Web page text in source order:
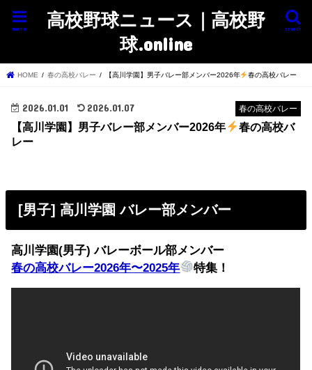
高校野球ニュース｜高校野
球.online
search
menu
HOME 春の高校バレー 【高川学園】男子バレー部メンバー2026年 春の高校バレー
春の高校バレー
2026.01.01 2026.01.07
【高川学園】男子バレー部メンバー2026年
春の高校バ
レー
[男子] 高川学園 バレー部メンバー
高川学園(男子) バレーボール部メンバー
春の高校バレー2026年〜2025年
特集！